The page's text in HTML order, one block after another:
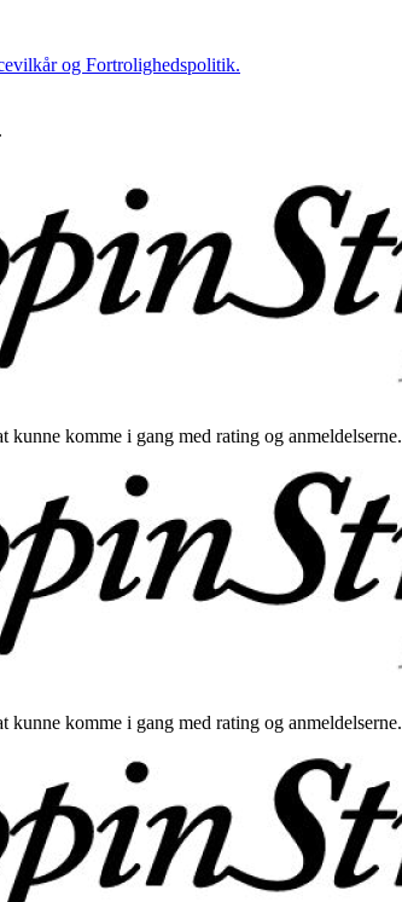
og Fortrolighedspolitik.
komme i gang med rating og anmeldelserne.
komme i gang med rating og anmeldelserne.